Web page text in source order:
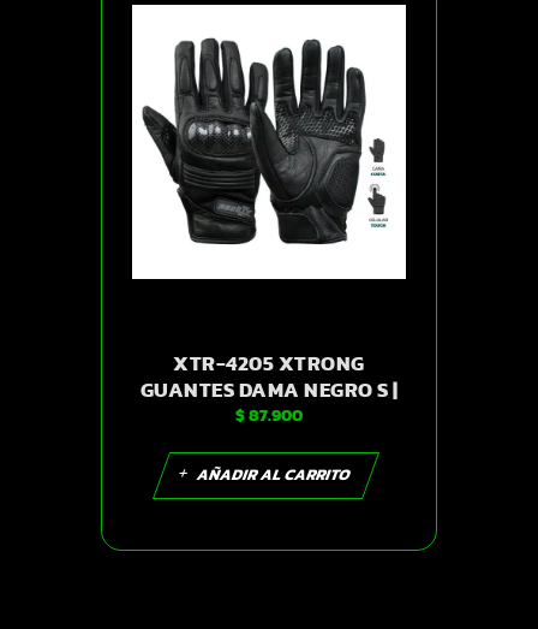
XTR-4205 XTRONG
GUANTES DAMA NEGRO S |
SKU14735
$ 87.900
AÑADIR AL CARRITO